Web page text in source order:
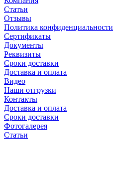
Статьи
Отзывы
Политика конфиденциальности
Сертификаты
Документы
Реквизиты
Сроки доставки
Доставка и оплата
Видео
Наши отгрузки
Контакты
Доставка и оплата
Сроки доставки
Фотогалерея
Статьи